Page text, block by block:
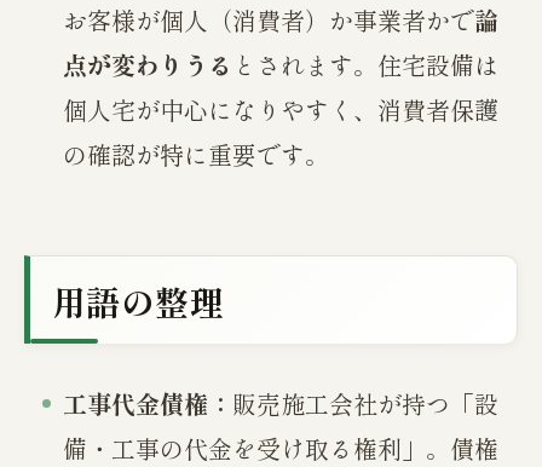
お客様が個人（消費者）か事業者かで論
点が変わりうる とされます。住宅設備は
個人宅が中心になりやすく、消費者保護
の確認が特に重要です。
用語の整理
工事代金債権： 販売施工会社が持つ「設
備・工事の代金を受け取る権利」。債権